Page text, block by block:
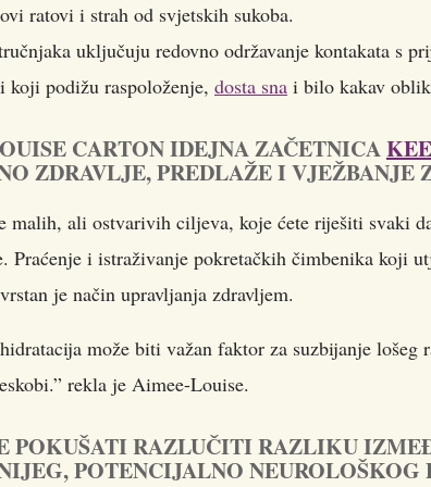
ratovi i strah od svjetskih sukoba.
uključuju redovno održavanje kontakata s
koji podižu raspoloženje, dosta sna i bilo kakav
CARTON IDEJNA ZAČETNICA
ZDRAVLJE, PREDLAŽE I VJEŽBANJE
malih, ali ostvarivih ciljeva, koje ćete riješiti svaki
Praćenje i istraživanje pokretačkih čimbenika koji
je način upravljanja zdravljem.
može biti važan faktor za suzbijanje lošeg
rekla je Aimee-Louise.
POKUŠATI RAZLUČITI RAZLIKU
POTENCIJALNO NEUROLOŠKOG